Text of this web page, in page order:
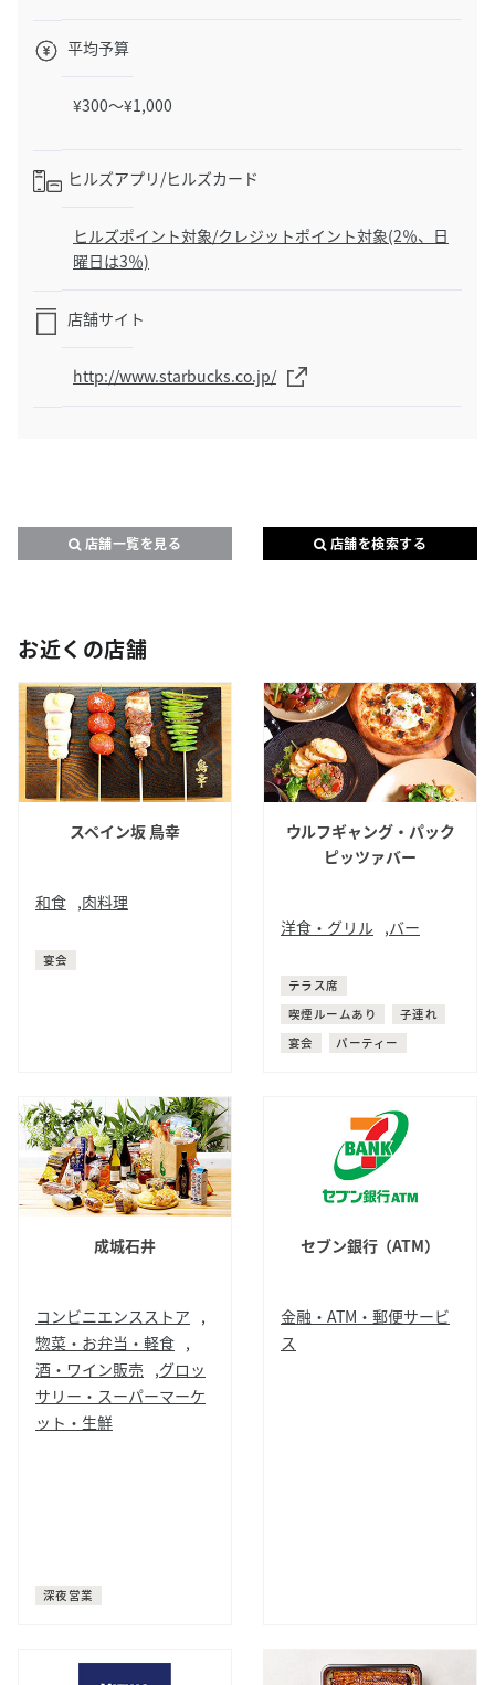
平均予算
¥300～¥1,000
ヒルズアプリ/ヒルズカード
ヒルズポイント対象/クレジットポイント対象(2％、日
曜日は3％)
店舗サイト
http://www.starbucks.co.jp/
店舗一覧を見る 店舗を検索する
お近くの店舗
スペイン坂 鳥幸
和食 ,肉料理
宴会
ウルフギャング・パック
ピッツァバー
洋食・グリル ,バー
テラス席
喫煙ルームあり
子連れ
宴会
パーティー
成城石井
コンビニエンスストア ,
惣菜・お弁当・軽食 ,
酒・ワイン販売 ,グロッ
サリー・スーパーマーケ
ット・生鮮
深夜営業
セブン銀行（ATM）
金融・ATM・郵便サービ
ス